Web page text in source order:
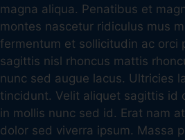
magna aliqua. Penatibus et
montes nascetur ridiculus mus
fermentum et sollicitudin ac orci
sagittis nisl rhoncus mattis
nunc sed augue lacus. Ultricies
tincidunt. Velit aliquet sagittis id
in mollis nunc sed id. Erat nam
dolor sed viverra ipsum. Massa